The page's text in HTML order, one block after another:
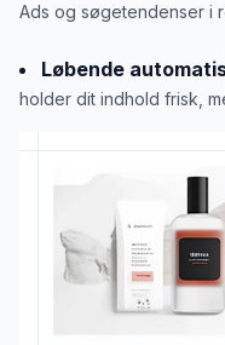
Ads og søgetendenser i
Løbende
holder dit indhold frisk,